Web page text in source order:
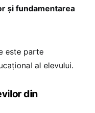
și fundamentarea
este parte
al elevului.
din